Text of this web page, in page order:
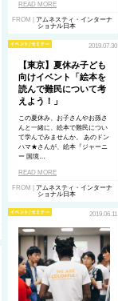
READ MORE
FROM |
アムネスティ・インターナ
ショナル日本
2019.07.30
【東京】夏休み子ども
向けイベント「絵本を
読んで難民について考
えよう！」
この夏休み、お子さんやお孫さ
んと一緒に、絵本で難民につい
て学んでみませんか。 あのドン
ハマ★さんが、絵本『ジャーニ
ー 国境…
READ MORE
FROM |
アムネスティ・インターナ
ショナル日本
2019.06.11